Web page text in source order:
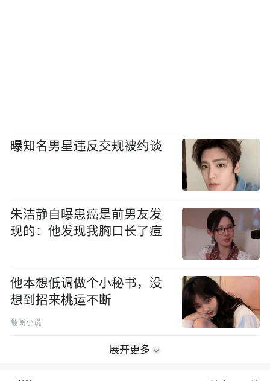
曝知名男星违反交规被约谈
朱洁静自曝患癌是前男友发
现的：他发现我胸口长了痘
他本想低调做个小秘书，没
想到招来桃运不断
翻阅小说
展开更多